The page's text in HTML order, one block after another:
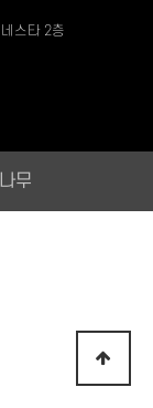
스타 2층
무